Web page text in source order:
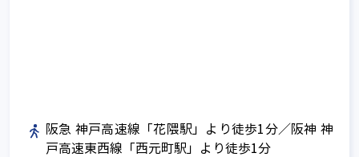
阪急 神戸高速線「花隈駅」より徒歩1分／阪神 神
戸高速東西線「西元町駅」より徒歩1分